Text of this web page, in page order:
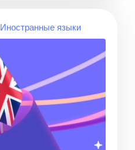
Иностранные языки